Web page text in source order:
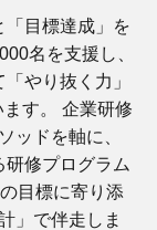
「目標達成」を
名を支援し、
やり抜く力」
す。 企業研修
ッドを軸に、
研修プログラム
目標に寄り添
」で伴走しま